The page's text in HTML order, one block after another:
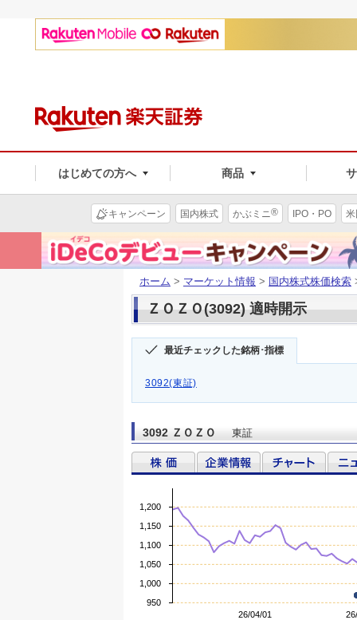
はじめての方へ 商品
キャンペーン 国内株式 かぶミニ® IPO・PO
ホーム > マーケット情報 > 国内株式株価検索
ＺＯＺＯ(3092) 適時開示
最近チェックした銘柄･指標
3092(東証)
3092 ＺＯＺＯ 東証